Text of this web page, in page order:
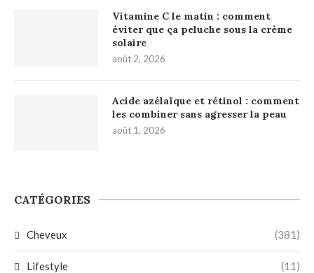
Vitamine C le matin : comment
éviter que ça peluche sous la crème
solaire
août 2, 2026
Acide azélaïque et rétinol : comment
les combiner sans agresser la peau
août 1, 2026
CATÉGORIES
Cheveux (381)
Lifestyle (11)